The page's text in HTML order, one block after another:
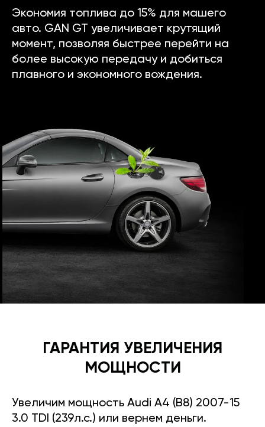
Экономия топлива до 15% для машего
авто. GAN GT увеличивает крутящий
момент, позволяя быстрее перейти на
более высокую передачу и добиться
плавного и экономного вождения.
ГАРАНТИЯ УВЕЛИЧЕНИЯ
МОЩНОСТИ
Увеличим мощность Audi A4 (B8) 2007-15
3.0 TDI (239л.с.) или вернем деньги.